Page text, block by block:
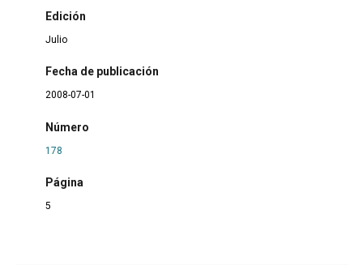
Edición
Julio
Fecha de publicación
2008-07-01
Número
178
Página
5